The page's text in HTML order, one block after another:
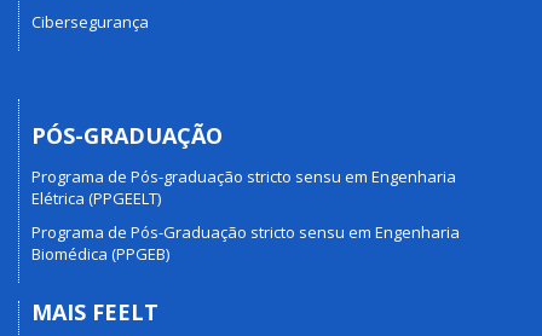
Cibersegurança
PÓS-GRADUAÇÃO
Programa de Pós-graduação stricto sensu em Engenharia
Elétrica (PPGEELT)
Programa de Pós-Graduação stricto sensu em Engenharia
Biomédica (PPGEB)
MAIS FEELT